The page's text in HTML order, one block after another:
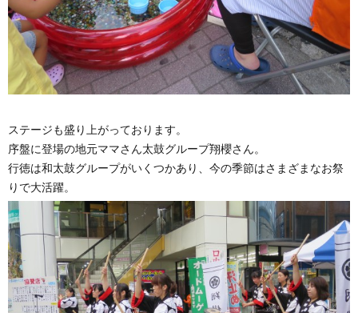
ステージも盛り上がっております。
序盤に登場の地元ママさん太鼓グループ翔櫻さん。
行徳は和太鼓グループがいくつかあり、今の季節はさまざまなお祭
りで大活躍。